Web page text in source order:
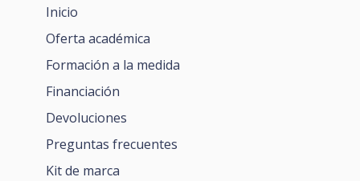
Inicio
Oferta académica
Formación a la medida
Financiación
Devoluciones
Preguntas frecuentes
Kit de marca